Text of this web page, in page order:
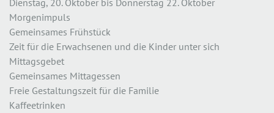
Dienstag, 20. Oktober bis Donnerstag 22. Oktober
Morgenimpuls
Gemeinsames Frühstück
Zeit für die Erwachsenen und die Kinder unter sich
Mittagsgebet
Gemeinsames Mittagessen
Freie Gestaltungszeit für die Familie
Kaffeetrinken